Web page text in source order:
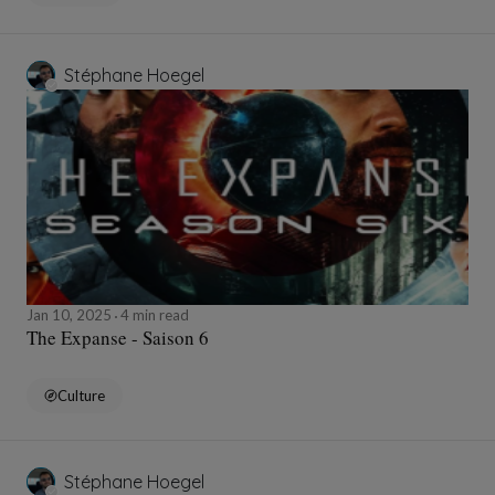
Stéphane Hoegel
Jan 10, 2025 4 min read
The Expanse - Saison 6
Culture
Stéphane Hoegel